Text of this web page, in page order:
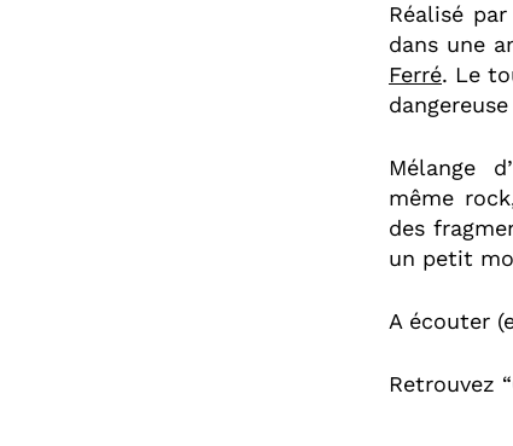
Réalisé par
dans une
Ferré. Le
Mélange
même
des
un petit
A écouter
Retrouvez